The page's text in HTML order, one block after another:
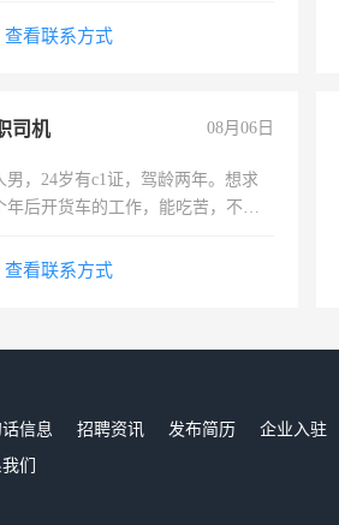
查看联系方式
司机 08月06日
男，24岁有c1证，驾龄两年。想求
年后开货车的工作，能吃苦，不怕
查看联系方式
信息 招聘资讯 发布简历 企业入驻
们